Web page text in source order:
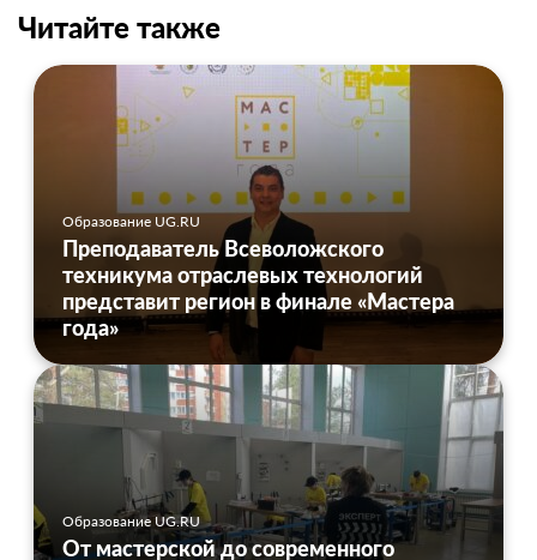
Читайте также
Образование UG.RU
Преподаватель Всеволожского
техникума отраслевых технологий
представит регион в финале «Мастера
года»
Образование UG.RU
От мастерской до современного